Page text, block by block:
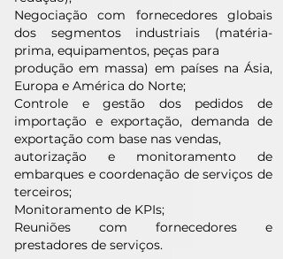
Negociação com fornecedores globais
dos segmentos industriais (matéria-
prima, equipamentos, peças para
produção em massa) em países na Ásia,
Europa e América do Norte;
Controle e gestão dos pedidos de
importação e exportação, demanda de
exportação com base nas vendas,
autorização e monitoramento de
embarques e coordenação de serviços de
terceiros;
Monitoramento de KPIs;
Reuniões com fornecedores e
prestadores de serviços.